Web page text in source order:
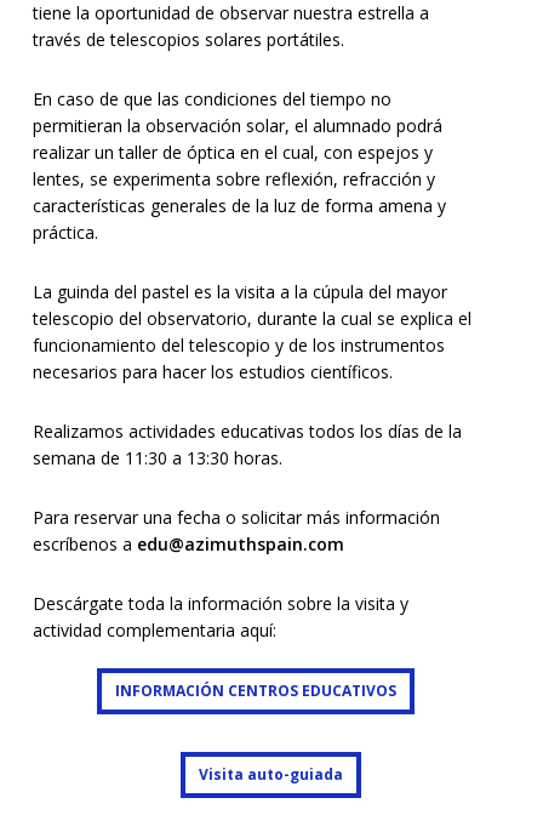
tiene la oportunidad de observar nuestra estrella a
través de telescopios solares portátiles.
En caso de que las condiciones del tiempo no
permitieran la observación solar, el alumnado podrá
realizar un taller de óptica en el cual, con espejos y
lentes, se experimenta sobre reflexión, refracción y
características generales de la luz de forma amena y
práctica.
La guinda del pastel es la visita a la cúpula del mayor
telescopio del observatorio, durante la cual se explica el
funcionamiento del telescopio y de los instrumentos
necesarios para hacer los estudios científicos.
Realizamos actividades educativas todos los días de la
semana de 11:30 a 13:30 horas.
Para reservar una fecha o solicitar más información
escríbenos a edu@azimuthspain.com
Descárgate toda la información sobre la visita y
actividad complementaria aquí:
INFORMACIÓN CENTROS EDUCATIVOS
INFORMACIÓN CENTROS EDUCATIVOS
Visita auto-guiada
Visita auto-guiada